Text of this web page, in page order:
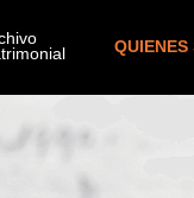
QUIENES